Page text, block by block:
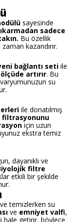
sayesinde
sadece
Bu özellik
kazandırır.
bağlantı seti ile
ölçüde artırır. Bu
su
ile donatılmış
filtrasyonunu
için uzun
ekstra temiz
dayanıklı ve
filtre
etkili bir şekilde
temizlerken su
ve emniyet valfi,
hale getirir, böylece